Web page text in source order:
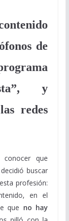
de
y
redes
que
buscar
profesión:
en el
que no hay